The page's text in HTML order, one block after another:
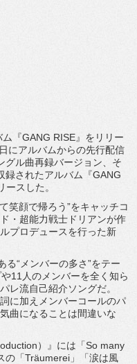
『GANG RISE』をリリー
にアルバムからの先行配信
グル曲再録バージョン、そ
されたアルバム『GANG
ースした。
笑顔で帰ろう”をキャッチコ
・ 超能力戦士ドリアンが作
プロデュースを行った新
る“メンバーの多さ”をテー
11人のメンバーを全く知ら
レ流自己紹介ソングだ。
に加えメンバーコールのパ
曲になることは間違いな
）』には「So many
の「Träumerei」「涙は風